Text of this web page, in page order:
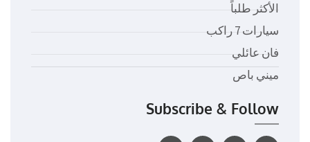
الأكثر طلباً
سيارات 7 راكب
فان عائلي
ميني باص
Subscribe & Follow